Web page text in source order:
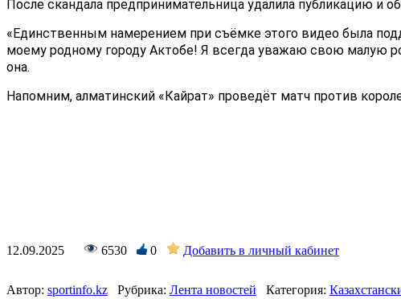
После скандала предпринимательница удалила публикацию и
«Единственным намерением при съёмке этого видео была
моему родному городу Актобе! Я всегда уважаю свою малую
она.
Напомним, алматинский «Кайрат» проведёт матч против
12.09.2025 6530 0 Добавить в личный кабинет
Автор: sportinfo.kz Рубрика: Лента новостей Категория: